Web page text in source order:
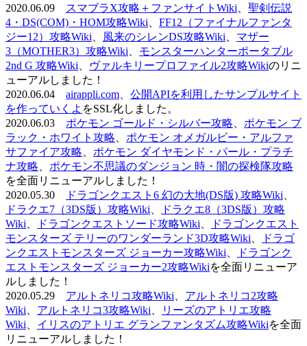
2020.06.09
スマブラX攻略＋ファンサイトWiki
聖剣伝説
4・DS(COM)・HOM攻略Wiki
FF12（ファイナルファンタ
ジー12）攻略Wiki
風来のシレンDS攻略Wiki
マザー
3（MOTHER3）攻略Wiki
モンスターハンターポータブル
2nd G 攻略Wiki
ヴァルキリープロファイル2攻略Wikiのリニ
ューアルしました！
2020.06.04 airappli.com
公開APIを利用したサンプルサイト
を作っていくよ をSSL化しました。
2020.06.03 ポケモン ゴールド・シルバー攻略
ポケモン ブ
ラック・ホワイト攻略
ポケモン オメガルビー・アルファ
サファイア攻略
ポケモン ダイヤモンド・パール・プラチ
ナ攻略
ポケモン不思議のダンジョン 時・闇の探検隊攻略
を全面リニューアルしました！
2020.05.30
ドラゴンクエスト6 幻の大地(DS版) 攻略Wiki
ドラクエ7（3DS版）攻略Wiki
ドラクエ8（3DS版）攻略
Wiki
ドラゴンクエストソード攻略Wiki
ドラゴンクエスト
モンスターズ テリーのワンダーランド3D攻略Wiki
ドラゴ
ンクエストモンスターズ ジョーカー攻略Wiki
ドラゴンク
エストモンスターズ ジョーカー2攻略Wikiを全面リニューア
ルしました！
2020.05.29 アルトネリコ攻略Wiki
アルトネリコ2攻略
Wiki
アルトネリコ3攻略Wiki
リーズのアトリエ攻略
Wiki
イリスのアトリエ グランファンタズム攻略Wikiを全面
リニューアルしました！